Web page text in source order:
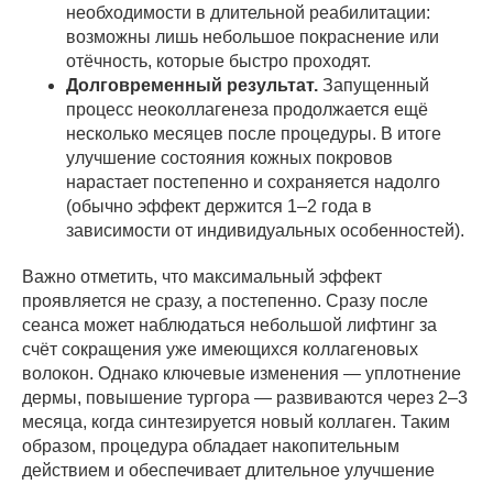
необходимости в длительной реабилитации:
возможны лишь небольшое покраснение или
отёчность, которые быстро проходят.
Долговременный результат. Запущенный
процесс неоколлагенеза продолжается ещё
несколько месяцев после процедуры. В итоге
улучшение состояния кожных покровов
нарастает постепенно и сохраняется надолго
(обычно эффект держится 1–2 года в
зависимости от индивидуальных особенностей).
Важно отметить, что максимальный эффект
проявляется не сразу, а постепенно. Сразу после
сеанса может наблюдаться небольшой лифтинг за
счёт сокращения уже имеющихся коллагеновых
волокон. Однако ключевые изменения — уплотнение
дермы, повышение тургора — развиваются через 2–3
месяца, когда синтезируется новый коллаген. Таким
образом, процедура обладает накопительным
действием и обеспечивает длительное улучшение